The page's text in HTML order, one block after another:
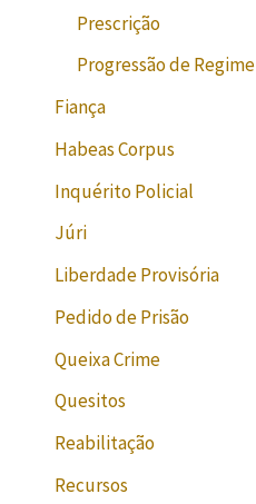
Prescrição
Progressão de Regime
Fiança
Habeas Corpus
Inquérito Policial
Júri
Liberdade Provisória
Pedido de Prisão
Queixa Crime
Quesitos
Reabilitação
Recursos